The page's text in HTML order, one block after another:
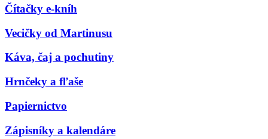
Čítačky e-kníh
Vecičky od Martinusu
Káva, čaj a pochutiny
Hrnčeky a fľaše
Papiernictvo
Zápisníky a kalendáre